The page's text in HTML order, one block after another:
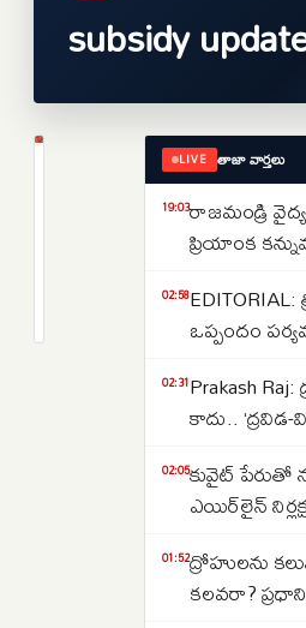
subsidy
LIVE తాజా వార్తలు
19:03రాజమండ్రి
ప్రియాంక
02:58EDITORIAL:
ఒప్పందం
02:31Prakash
కాదు.. ‘ద్రవిడ-
02:05కువైట్
ఎయిర్‌లైన్
01:52ద్రోహులను
కలవరా?